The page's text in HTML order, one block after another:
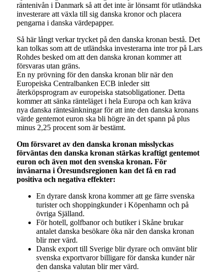
räntenivån i Danmark så att det inte är lönsamt för utländska
investerare att växla till sig danska kronor och placera
pengarna i danska värdepapper.
Så här långt verkar trycket på den danska kronan bestå. Det
kan tolkas som att de utländska investerarna inte tror på Lars
Rohdes besked om att den danska kronan kommer att
försvaras utan gräns.
En ny prövning för den danska kronan blir när den
Europeiska Centralbanken ECB inleder sitt
återköpsprogram av europeiska statsobligationer. Detta
kommer att sänka ränteläget i hela Europa och kan kräva
nya danska räntesänkningar för att inte den danska kronans
värde gentemot euron ska bli högre än det spann på plus
minus 2,25 procent som är bestämt.
Om försvaret av den danska kronan misslyckas
förväntas den danska kronan stärkas kraftigt gentemot
euron och även mot den svenska kronan. För
invånarna i Öresundsregionen kan det få en rad
positiva och negativa effekter:
En dyrare dansk krona kommer att ge färre svenska
turister och shoppingkunder i Köpenhamn och på
övriga Själland.
För hotell, golfbanor och butiker i Skåne brukar
antalet danska besökare öka när den danska kronan
blir mer värd.
Dansk export till Sverige blir dyrare och omvänt blir
svenska exportvaror billigare för danska kunder när
den danska valutan blir mer värd.